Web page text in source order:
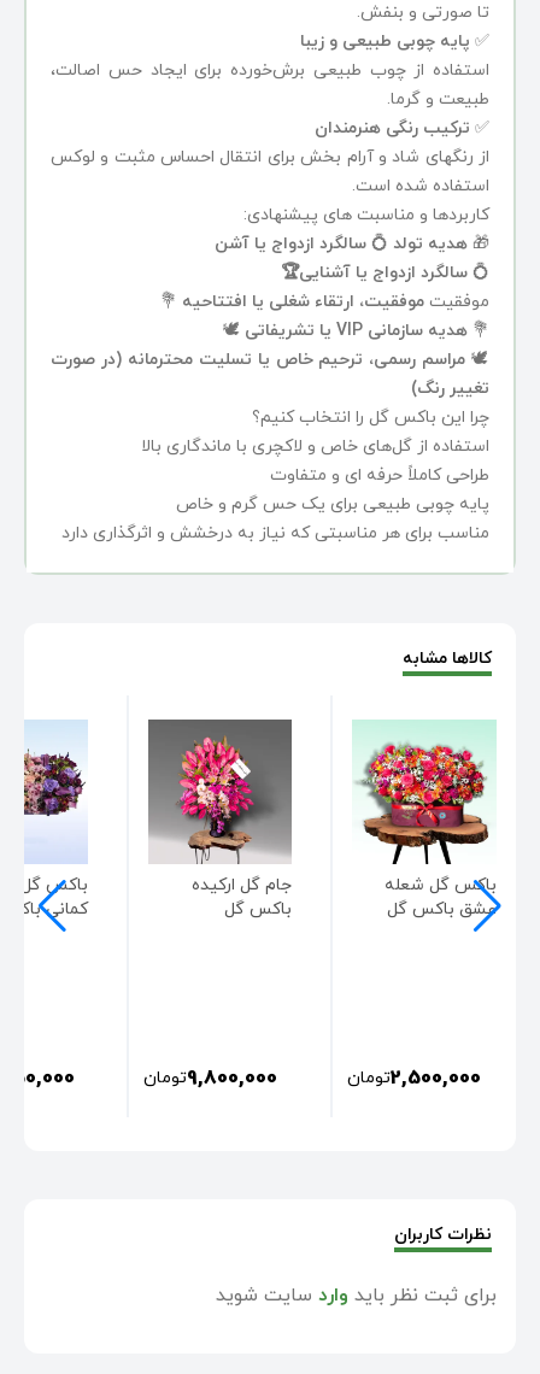
تا صورتی و بنفش.
✅ پایه چوبی طبیعی و زیبا
استفاده از چوب طبیعی برش‌خورده برای ایجاد حس اصالت،
طبیعت و گرما.
✅ ترکیب رنگی هنرمندان
از رنگهای شاد و آرام بخش برای انتقال احساس مثبت و لوکس
استفاده شده است.
کاربردها و مناسبت های پیشنهادی:
🎁 هدیه تولد 💍 سالگرد ازدواج یا آشن
💍 سالگرد ازدواج یا آشنایی🏆
موفقیت موفقیت، ارتقاء شغلی یا افتتاحیه 💐
💐 هدیه سازمانی VIP یا تشریفاتی
🕊️
🕊️ مراسم‌ رسمی، ترحیم خاص یا تسلیت محترمانه (در صورت
تغییر رنگ)
چرا این باکس گل را انتخاب کنیم؟
استفاده از گل‌های خاص و لاکچری با ماندگاری بالا
طراحی کاملاً حرفه ای و متفاوت
پایه چوبی طبیعی برای یک حس گرم و خاص
مناسب برای هر مناسبتی که نیاز به درخشش و اثرگذاری دارد
کالاها مشابه
باکس گل شعله
عشق باکس گل
2,500,000تومان
جام گل ارکیده
باکس گل
9,800,000تومان
باکس گل
کمانی
نظرات کاربران
برای ثبت نظر باید وارد سایت شوید